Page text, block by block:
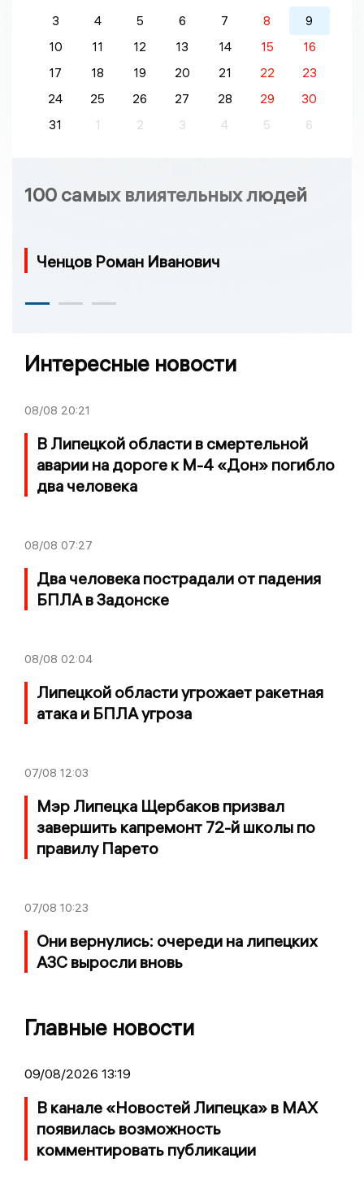
3
4 5 6 7 8
9
10
11 12 13 14 15
16
17
18 19 20 21 22
23
24
25 26 27 28 29
30
31
1 2 3 4 5 6
100 самых влиятельных людей
Ченцов Роман Иванович
Интересные новости
08/08 20:21
В Липецкой области в смертельной
аварии на дороге к М-4 «Дон» погибло
два человека
08/08 07:27
Два человека пострадали от падения
БПЛА в Задонске
08/08 02:04
Липецкой области угрожает ракетная
атака и БПЛА угроза
07/08 12:03
Мэр Липецка Щербаков призвал
завершить капремонт 72-й школы по
правилу Парето
07/08 10:23
Они вернулись: очереди на липецких
АЗС выросли вновь
Главные новости
09/08/2026 13:19
В канале «Новостей Липецка» в MAX
появилась возможность
комментировать публикации